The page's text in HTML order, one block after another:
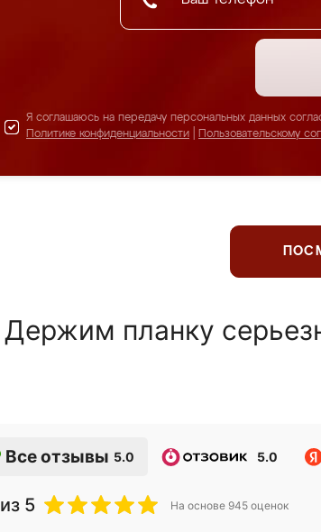
Я соглашаюсь на передачу персональных данных
Политике конфиденциальности
Пользовательскому
Держим планку
Все отзывы 5.0 5.0
из 5 На основе 945 оценок